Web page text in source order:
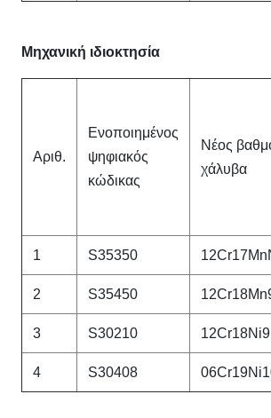
Μηχανική ιδιοκτησία
Αριθ.
Ενοποιημένος
ψηφιακός
κώδικας
Νέος
χάλυβα
1 S35350
2
S35450
3 S30210 12Cr18Ni9
4
S30408